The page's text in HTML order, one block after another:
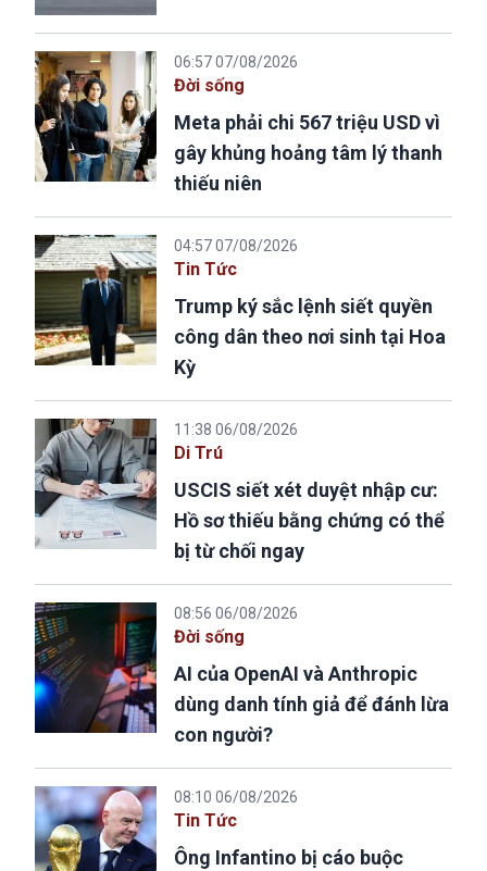
06:57 07/08/2026
Đời sống
Meta phải chi 567 triệu USD vì
gây khủng hoảng tâm lý thanh
thiếu niên
04:57 07/08/2026
Tin Tức
Trump ký sắc lệnh siết quyền
công dân theo nơi sinh tại Hoa
Kỳ
11:38 06/08/2026
Di Trú
USCIS siết xét duyệt nhập cư:
Hồ sơ thiếu bằng chứng có thể
bị từ chối ngay
08:56 06/08/2026
Đời sống
AI của OpenAI và Anthropic
dùng danh tính giả để đánh lừa
con người?
08:10 06/08/2026
Tin Tức
Ông Infantino bị cáo buộc